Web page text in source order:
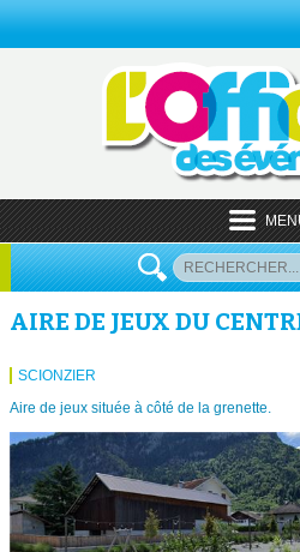
AIRE DE JEUX DU
SCIONZIER
Aire de jeux située à côté de la grenette.